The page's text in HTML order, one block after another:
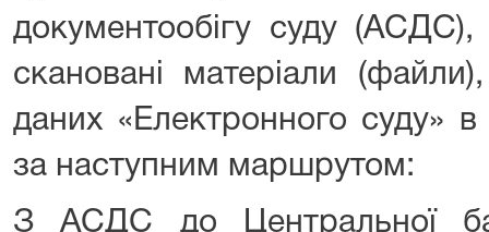
документообігу суду
скановані матеріали
даних «Електронного суду»
за наступним маршрутом:
З АСДС до Центральної